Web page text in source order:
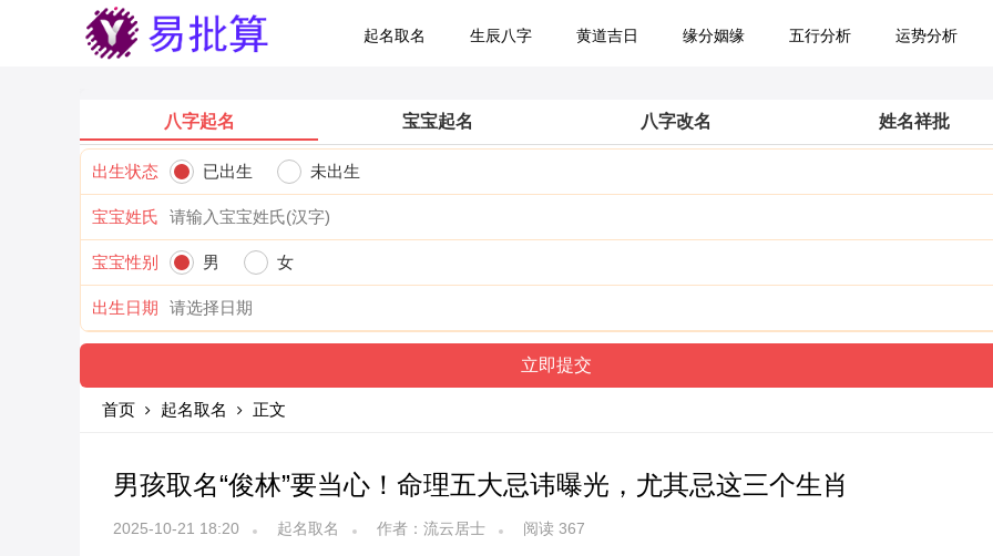
起名取名 生辰八字 黄道吉日 缘分姻缘 五行分析 运势分析
八字起名 宝宝起名 八字改名 姓名祥批
出生状态 已出生 未出生
宝宝姓氏
宝宝性别 男 女
出生日期
首页 起名取名 正文
男孩取名“俊林”要当心！命理五大忌讳曝光，尤其忌这三个生肖
2025-10-21 18:20 起名取名 作者：流云居士 阅读 367